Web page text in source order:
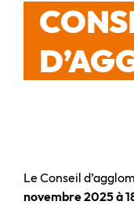
Le Conseil
novembre 2025 à